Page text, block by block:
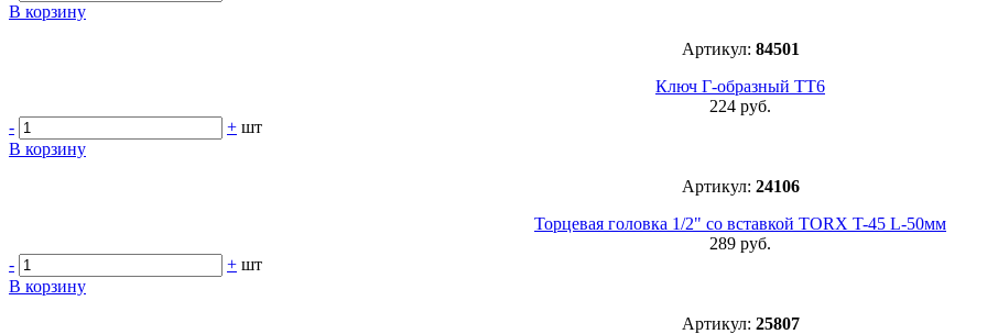
В корзину
Артикул: 84501
Ключ Г-образный ТТ6
224 руб.
-
+ шт
В корзину
Артикул: 24106
Торцевая головка 1/2" со вставкой TORX T-45 L-50мм
289 руб.
-
+ шт
В корзину
Артикул: 25807